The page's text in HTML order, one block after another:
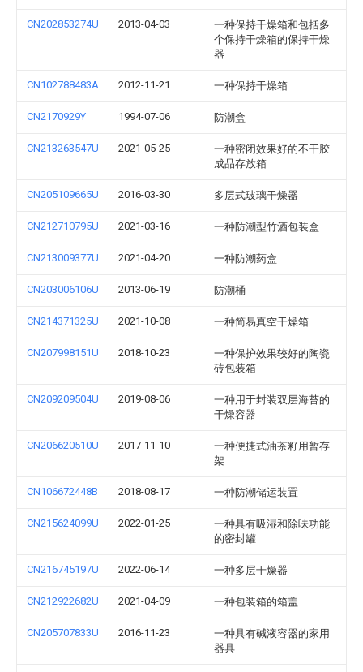
CN202853274U 2013-04-03
一种保持干燥箱和包括多
个保持干燥箱的保持干燥
器
CN102788483A 2012-11-21 一种保持干燥箱
CN2170929Y 1994-07-06 防潮盒
CN213263547U 2021-05-25
一种密闭效果好的不干胶
成品存放箱
CN205109665U 2016-03-30 多层式玻璃干燥器
CN212710795U 2021-03-16 一种防潮型竹酒包装盒
CN213009377U 2021-04-20 一种防潮药盒
CN203006106U 2013-06-19 防潮桶
CN214371325U 2021-10-08 一种简易真空干燥箱
CN207998151U 2018-10-23
一种保护效果较好的陶瓷
砖包装箱
CN209209504U 2019-08-06
一种用于封装双层海苔的
干燥容器
CN206620510U 2017-11-10
一种便捷式油茶籽用暂存
架
CN106672448B 2018-08-17 一种防潮储运装置
CN215624099U 2022-01-25
一种具有吸湿和除味功能
的密封罐
CN216745197U 2022-06-14 一种多层干燥器
CN212922682U 2021-04-09 一种包装箱的箱盖
CN205707833U 2016-11-23
一种具有碱液容器的家用
器具